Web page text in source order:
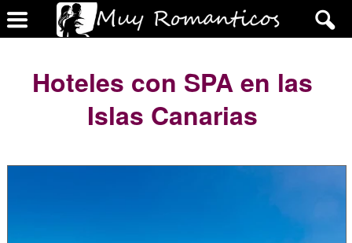
Hoteles con SPA en las
Islas Canarias